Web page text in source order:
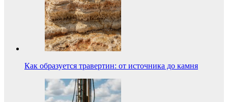
Как образуется травертин: от источника до камня